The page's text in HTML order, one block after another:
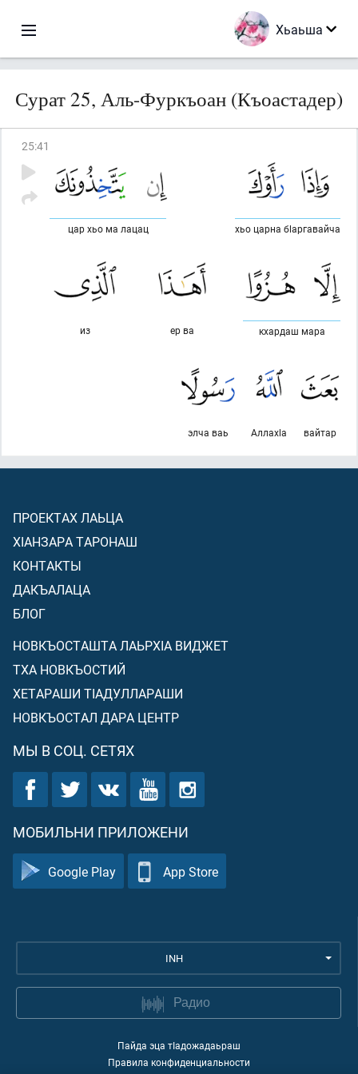
Хьаьша
Сурат 25, Аль-Фуркъоан (Къоастадер)
25:41
хьо царна бlаргавайча
цар хьо ма лацац
кхардаш мара
ер ва
из
вайтар
Аллахlа
элча ваь
ПРОЕКТАХ ЛАЬЦА
ХIАНЗАРА ТАРОНАШ
КОНТАКТЫ
ДАКЪАЛАЦА
БЛОГ
НОВКЪОСТАШТА ЛАЬРХIА ВИДЖЕТ
ТХА НОВКЪОСТИЙ
ХЕТАРАШИ ТIАДУЛЛАРАШИ
НОВКЪОСТАЛ ДАРА ЦЕНТР
МЫ В СОЦ. СЕТЯХ
МОБИЛЬНИ ПРИЛОЖЕНИ
Google Play App Store
INH
Радио
Пайда эца тIадожадаьраш
Правила конфиденциальности